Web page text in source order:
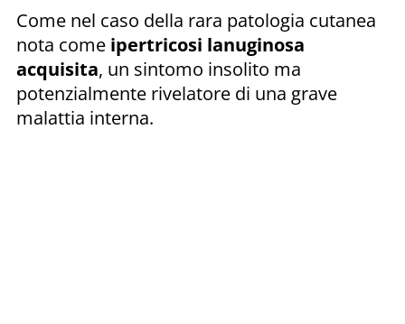
Come nel caso della rara patologia cutanea
nota come ipertricosi lanuginosa
acquisita, un sintomo insolito ma
potenzialmente rivelatore di una grave
malattia interna.